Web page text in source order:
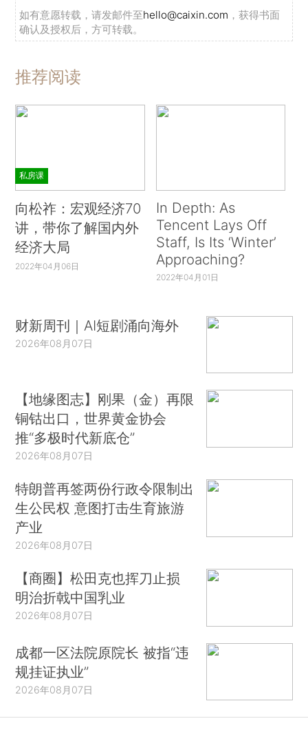
如有意愿转载，请发邮件至hello@caixin.com ，获得书面
确认及授权后，方可转载。
推荐阅读
私房课
向松祚：宏观经济70
讲，带你了解国内外
经济大局
2022年04月06日
In Depth: As
Tencent Lays Off
Staff, Is Its ‘Winter’
Approaching?
2022年04月01日
财新周刊｜AI短剧涌向海外
2026年08月07日
【地缘图志】刚果（金）再限
铜钴出口，世界黄金协会
推“多极时代新底仓”
2026年08月07日
特朗普再签两份行政令限制出
生公民权 意图打击生育旅游
产业
2026年08月07日
【商圈】松田克也挥刀止损
明治折戟中国乳业
2026年08月07日
成都一区法院原院长 被指“违
规挂证执业”
2026年08月07日